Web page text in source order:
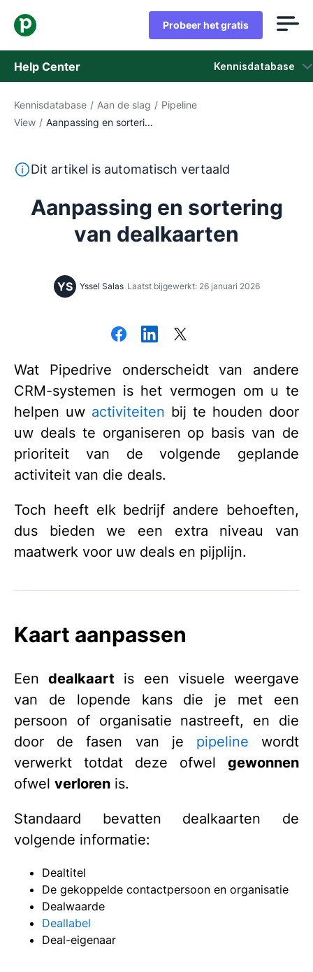
Probeer het gratis
Help Center Kennisdatabase
Kennisdatabase
Neem contact op met het ondersteuningsteam
Kennisdatabase / Aan de slag / Pipeline
View / Aanpassing en sorteri...
Deze tekst is automatisch vertaald uit het Engels,
Dit artikel is automatisch vertaald
Aanpassing en sortering
van dealkaarten
YS Yssel Salas Laatst bijgewerkt: 26 januari 2026
Wat Pipedrive onderscheidt van andere
CRM-systemen is het vermogen om u te
helpen uw activiteiten bij te houden door
uw deals te organiseren op basis van de
prioriteit van de volgende geplande
activiteit van die deals.
Toch heeft elk bedrijf andere behoeften,
dus bieden we een extra niveau van
maatwerk voor uw deals en pijplijn.
Kaart aanpassen
Eendealkaart is een visuele weergave
van de lopende kans die je met een
persoon of organisatie nastreeft, en die
door de fasen van je pipeline wordt
verwerkt totdat deze ofwel gewonnen
ofwel verloren is.
Standaard bevatten dealkaarten de
volgende informatie:
Dealtitel
De gekoppelde contactpersoon en organisatie
Dealwaarde
Deallabel
Deal-eigenaar